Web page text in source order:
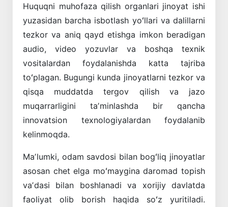
Huquqni muhofaza qilish organlari jinoyat ishi
yuzasidan barcha isbotlash yoʻllari va dalillarni
tezkor va aniq qayd etishga imkon beradigan
audio, video yozuvlar va boshqa texnik
vositalardan foydalanishda katta tajriba
toʻplagan. Bugungi kunda jinoyatlarni tezkor va
qisqa muddatda tergov qilish va jazo
muqarrarligini taʼminlashda bir qancha
innovatsion texnologiyalardan foydalanib
kelinmoqda.
Maʼlumki, odam savdosi bilan bogʻliq jinoyatlar
asosan chet elga moʻmaygina daromad topish
vaʼdasi bilan boshlanadi va xorijiy davlatda
faoliyat olib borish haqida soʻz yuritiladi.